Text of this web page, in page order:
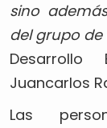
sino
del grupo de
Desarrollo
Juancarlos
Las